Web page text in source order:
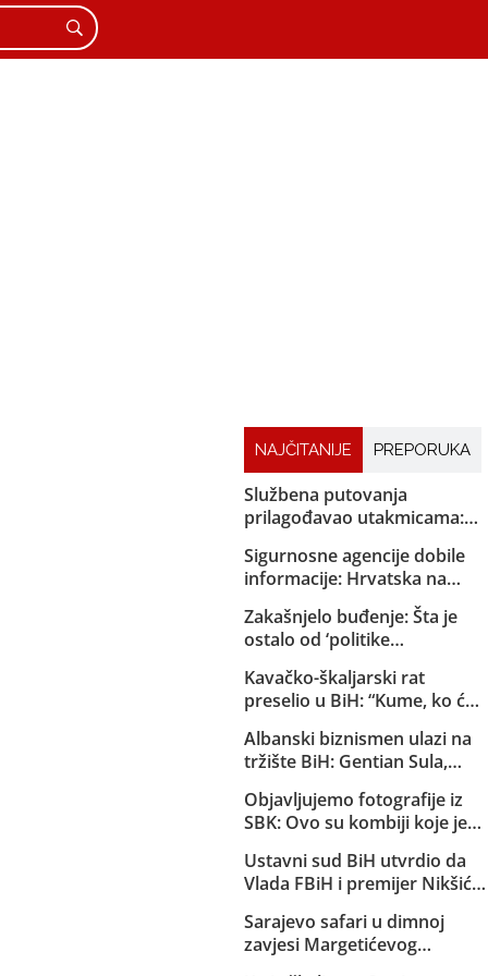
NAJČITANIJE PREPORUKA
Službena putovanja
prilagođavao utakmicama:
državnom trošku pratio
reprezentaciju BiH
Sigurnosne agencije dobile
informacije: Hrvatska na
Željavi pravi imigracioni
centar kako bi u BiH mogla
ilegalno prebacivati migrante
Zakašnjelo buđenje: Šta je
ostalo od ‘politike
SNSD-om?
Kavačko-škaljarski rat
preselio u BiH: “Kume, ko će
Albanski biznismen ulazi na
tržište BiH: Gentian Sula,
u dvije države, dobio licencu
DERK-a za trgovinu strujom
Objavljujemo fotografije iz
SBK: Ovo su kombiji koje je
Republike Srpske za akciju u
Bugojnu!
Ustavni sud BiH utvrdio da
Vlada FBiH i premijer Nikšić
odluka: Sud obavijestio
državno Tužilaštvo
Sarajevo safari u dimnoj
zavjesi Margetićevog